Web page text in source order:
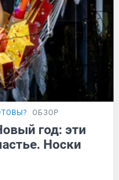
ОБЗОР
год: эти
Носки